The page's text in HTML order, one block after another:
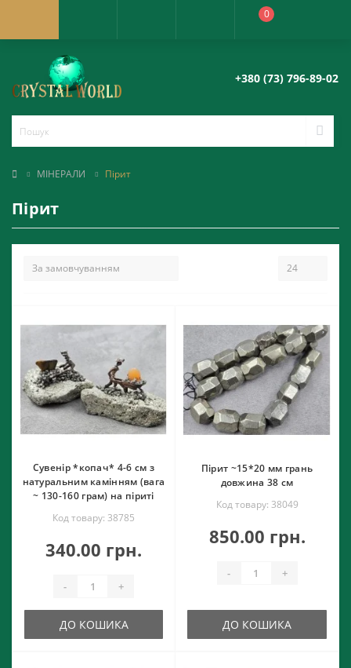
0
+380 (73) 796-89-02
МІНЕРАЛИ Пірит
Пірит
Сувенір *копач* 4-6 см з
натуральним камінням (вага
~ 130-160 грам) на піриті
Код товару: 38785
340.00 грн.
- +
ДО КОШИКА
Пірит ~15*20 мм грань
довжина 38 см
Код товару: 38049
850.00 грн.
- +
ДО КОШИКА